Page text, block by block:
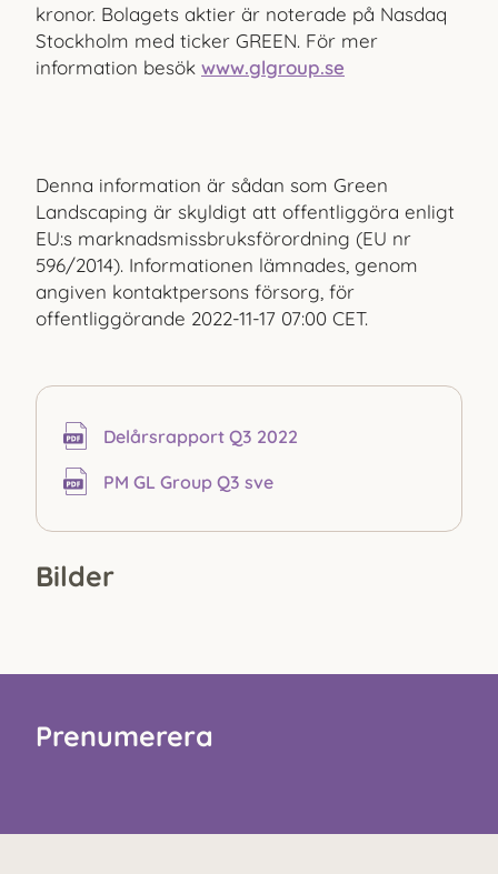
kronor. Bolagets aktier är noterade på Nasdaq
Stockholm med ticker GREEN. För mer
information besök www.glgroup.se
Denna information är sådan som Green
Landscaping är skyldigt att offentliggöra enligt
EU:s marknads­missbruksförordning (EU nr
596/2014). Informationen lämnades, genom
angiven kontaktpersons försorg, för
offentliggörande 2022-11-17 07:00 CET.
Delårs­rapport Q3 2022
PM GL Group Q3 sve
Bilder
Prenumerera